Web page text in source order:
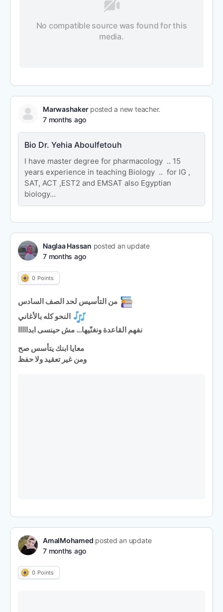
No compatible source was found for this
media.
Marwashakerposted a new teacher.
7 months ago
Bio Dr. Yehia Aboulfetouh
I have master degree for pharmacology .. 15
years experience in teaching Biology .. for IG ,
SAT, ACT ,EST2 and EMSAT also Egyptian
biology…
Naglaa Hassan posted an update
7 months ago
0 Points
نفهم القاعدة ونغنّيها… مش حينسى ابدااااا
معايا ابنك يتأسس صح
ومن غير تعقيد ولا حفظ
AmalMohamed posted an update
7 months ago
0 Points